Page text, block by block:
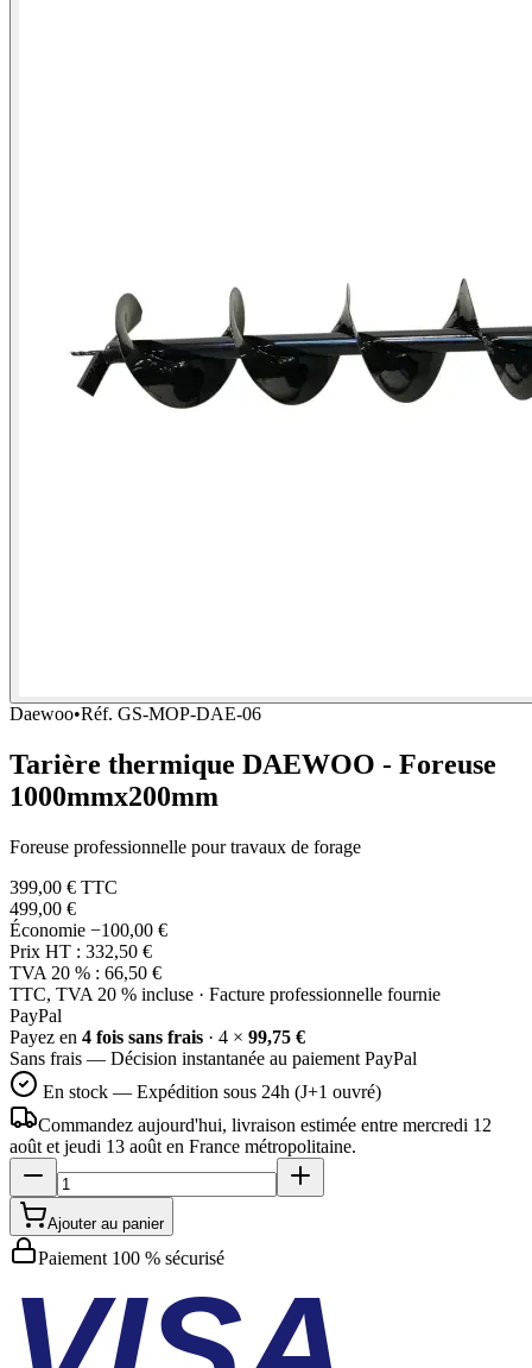
Daewoo•Réf. GS-MOP-DAE-06
Tarière thermique DAEWOO - Foreuse
1000mmx200mm
Foreuse professionnelle pour travaux de forage
399,00 € TTC
499,00 €
Économie −100,00 €
Prix HT : 332,50 €
TVA 20 % : 66,50 €
TTC, TVA 20 % incluse · Facture professionnelle fournie
PayPal
Payez en 4 fois sans frais · 4 × 99,75 €
Sans frais — Décision instantanée au paiement PayPal
En stock — Expédition sous 24h (J+1 ouvré)
Commandez aujourd'hui, livraison estimée entre mercredi 12
août et jeudi 13 août en France métropolitaine.
Ajouter au panier
Paiement 100 % sécurisé